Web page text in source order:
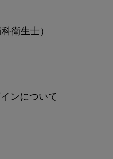
科衛生士）
ンについて